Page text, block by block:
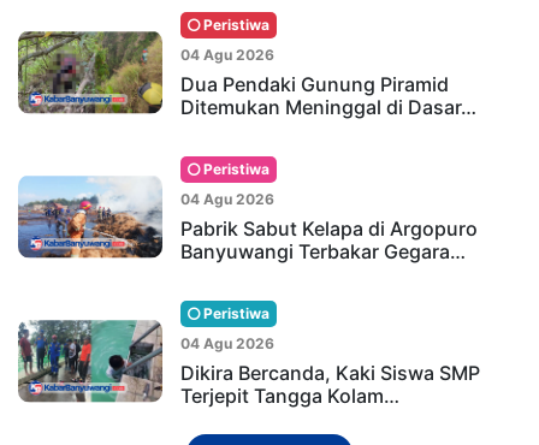
Peristiwa
04 Agu 2026
Dua Pendaki Gunung Piramid
Ditemukan Meninggal di Dasar…
Peristiwa
04 Agu 2026
Pabrik Sabut Kelapa di Argopuro
Banyuwangi Terbakar Gegara…
Peristiwa
04 Agu 2026
Dikira Bercanda, Kaki Siswa SMP
Terjepit Tangga Kolam…